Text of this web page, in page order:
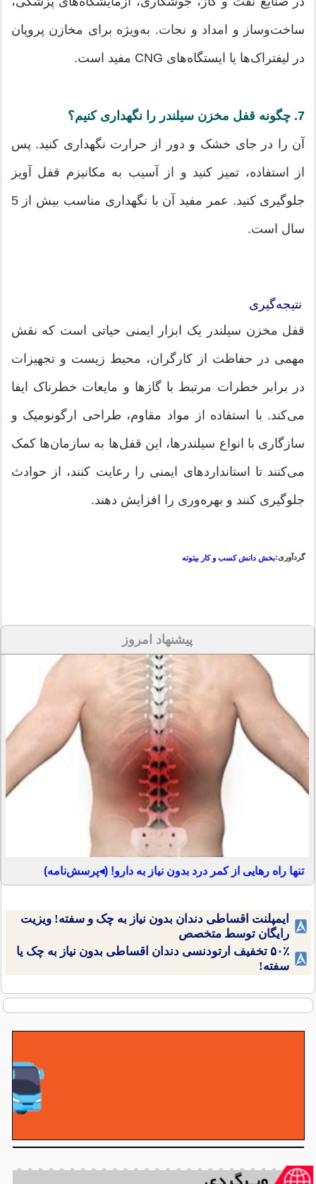
ساخت‌وساز و امداد و نجات. به‌ویژه برای مخازن پروپان
در لیفتراک‌ها یا ایستگاه‌های CNG مفید است.
7. چگونه قفل مخزن سیلندر را نگهداری کنیم؟
آن را در جای خشک و دور از حرارت نگهداری کنید. پس
از استفاده، تمیز کنید و از آسیب به مکانیزم قفل آویز
جلوگیری کنید. عمر مفید آن با نگهداری مناسب بیش از 5
سال است.
نتیجه‌گیری
قفل مخزن سیلندر یک ابزار ایمنی حیاتی است که نقش
مهمی در حفاظت از کارگران، محیط زیست و تجهیزات
در برابر خطرات مرتبط با گازها و مایعات خطرناک ایفا
می‌کند. با استفاده از مواد مقاوم، طراحی ارگونومیک و
سازگاری با انواع سیلندرها، این قفل‌ها به سازمان‌ها کمک
می‌کنند تا استانداردهای ایمنی را رعایت کنند، از حوادث
جلوگیری کنند و بهره‌وری را افزایش دهند.
گردآوری:بخش دانش کسب و کار بیتوته
پیشنهاد امروز
تنها راه رهایی از کمر درد بدون نیاز به دارو! (◂پرسش‌نامه)
ایمپلنت اقساطی دندان بدون نیاز به چک و سفته! ویزیت
رایگان توسط متخصص
۵۰٪ تخفیف ارتودنسی دندان اقساطی بدون نیاز به چک یا
سفته!